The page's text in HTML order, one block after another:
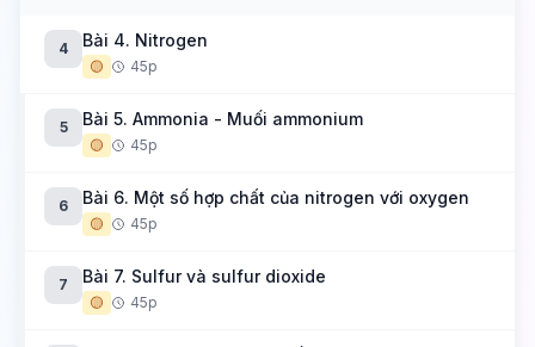
4 Bài 4. Nitrogen
🟡 45p
5 Bài 5. Ammonia - Muối ammonium
🟡 45p
6 Bài 6. Một số hợp chất của nitrogen với oxygen
🟡 45p
7 Bài 7. Sulfur và sulfur dioxide
🟡 45p